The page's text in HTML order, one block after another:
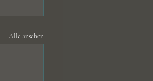
Alle ansehen